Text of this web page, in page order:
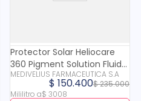
Protector Solar Heliocare
360 Pigment Solution Fluid
Spf 50+ X 50 Ml
MEDIVELIUS FARMACEUTICA S.A
$235.000
$ 150.400
Mililitro a$ 3008